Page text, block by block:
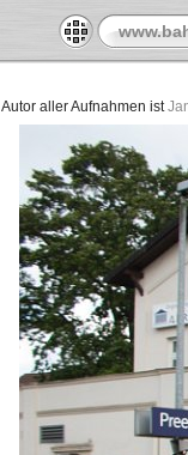
Autor aller Aufnahmen ist